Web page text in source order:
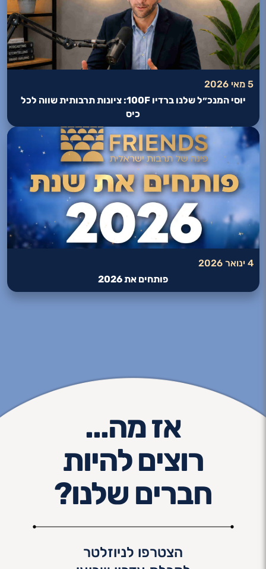
5 מאי 2026
יוסי המנכ״ל שלנו ברדיו 100F: ציונות תרבותית שווה לכל
כיס
4 ינואר 2026
פותחים את 2026
אז מה...
רוצים להיות
חברים שלנו?
הצטרפו לניוזלטר